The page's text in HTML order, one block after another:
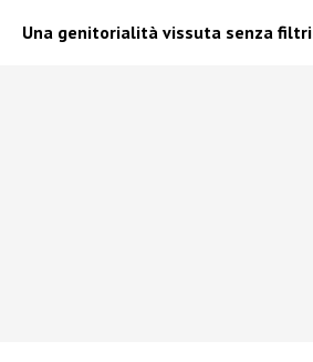
Una genitorialità vissuta senza filtri